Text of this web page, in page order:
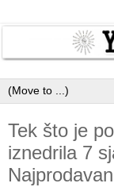
Tek što je
iznedrila 7